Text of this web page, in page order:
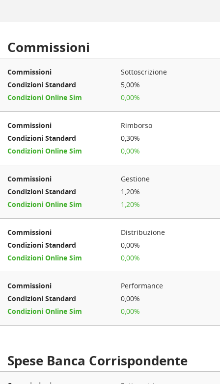
Commissioni
Sottoscrizione
5,00%
0,00%
Rimborso
0,30%
0,00%
Gestione
1,20%
1,20%
Distribuzione
0,00%
0,00%
Performance
0,00%
0,00%
Spese Banca Corrispondente